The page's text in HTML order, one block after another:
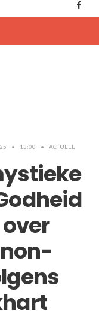
• 13:00 • ACTUEEL
over